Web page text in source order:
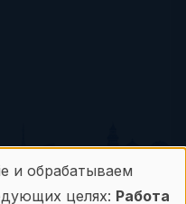
и обрабатываем
целях: Работа